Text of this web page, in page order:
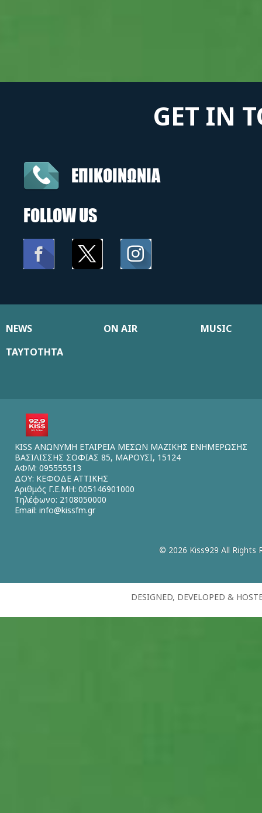
GET IN
ΕΠΙΚΟΙΝΩΝΙΑ
FOLLOW US
NEWS ON AIR
MUSIC
ΤΑΥΤΟΤΗΤΑ
KISS ΑΝΩΝΥΜΗ ΕΤΑΙΡΕΙΑ ΜΕΣΩΝ ΜΑΖΙΚΗΣ ΕΝΗΜΕΡΩΣΗΣ
ΒΑΣΙΛΙΣΣΗΣ ΣΟΦΙΑΣ 85, ΜΑΡΟΥΣΙ, 15124
ΑΦΜ: 095555513
ΔΟΥ: ΚΕΦΟΔΕ ΑΤΤΙΚΗΣ
Αριθμός Γ.Ε.ΜΗ: 005146901000
Τηλέφωνο: 2108050000
Email: info@kissfm.gr
© 2026 Kiss929 All Rights
DESIGNED, DEVELOPED &